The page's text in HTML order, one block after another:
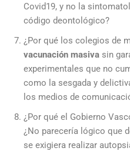
Covid19, y no la
código deontológico?
¿Por qué los colegios de
vacunación masiva sin
experimentales que no
como la sesgada y
los medios de
¿Por qué el Gobierno
¿No parecería lógico que
se exigiera realizar